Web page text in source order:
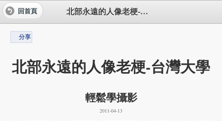
北部永遠的人像老梗-台灣大學
回首頁
分享
北部永遠的人像老梗-台灣大學
輕鬆學攝影
2011-04-13